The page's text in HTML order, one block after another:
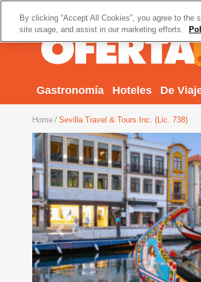
Gastronomía Hoteles De
Home Sevilla Travel & Tours Inc. (Lic. 738)
Previous
By clicking “Accept All Cookies”, you agree to
site usage, and assist in our marketing efforts.